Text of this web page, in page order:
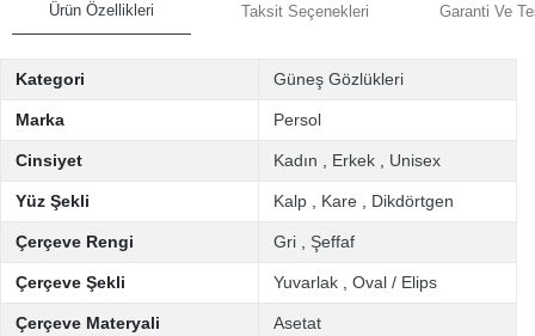
Ürün Özellikleri Taksit Seçenekleri Garanti Ve
Kategori Güneş Gözlükleri
Marka Persol
Cinsiyet Kadın Erkek Unisex
Yüz Şekli Kalp Kare Dikdörtgen
Çerçeve Rengi Gri Şeffaf
Çerçeve Şekli Yuvarlak Oval / Elips
Çerçeve Materyali Asetat